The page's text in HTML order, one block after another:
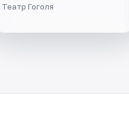
Театр Гоголя